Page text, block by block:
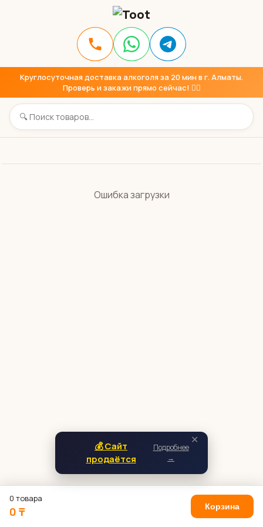
Круглосуточная доставка алкоголя за 20 мин в г. Алматы.
Проверь и закажи прямо сейчас! 👇🏼
Ошибка загрузки
✕
💰 Сайт
продаётся
Подробнее
→
0 товара
0 ₸ Корзина